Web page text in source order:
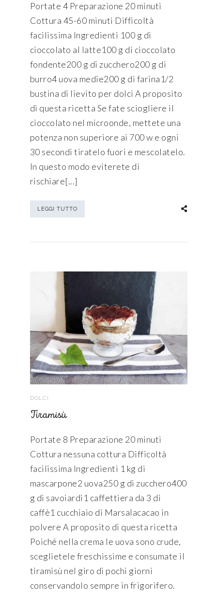
Portate 4 Preparazione 20 minuti
Cottura 45-60 minuti Difficoltà
facilissima Ingredienti 100 g di
cioccolato al latte100 g di cioccolato
fondente200 g di zucchero200 g di
burro4 uova medie200 g di farina1/2
bustina di lievito per dolci A proposito
di questa ricetta Se fate sciogliere il
cioccolato nel microonde, mettete una
potenza non superiore ai 700 w e ogni
30 secondi tiratelo fuori e mescolatelo.
In questo modo eviterete di
rischiare[...]
LEGGI TUTTO
DOLCI
Tiramisù
Portate 8 Preparazione 20 minuti
Cottura nessuna cottura Difficoltà
facilissima Ingredienti 1 kg di
mascarpone2 uova250 g di zucchero400
g di savoiardi1 caffettiera da 3 di
caffè1 cucchiaio di Marsalacacao in
polvere A proposito di questa ricetta
Poiché nella crema le uova sono crude,
sceglietele freschissime e consumate il
tiramisù nel giro di pochi giorni
conservandolo sempre in frigorifero.